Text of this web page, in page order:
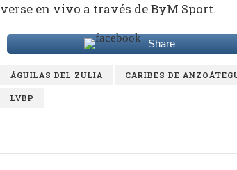
verse en vivo a través de ByM Sport.
Share
ÁGUILAS DEL ZULIA CARIBES DE
LVBP